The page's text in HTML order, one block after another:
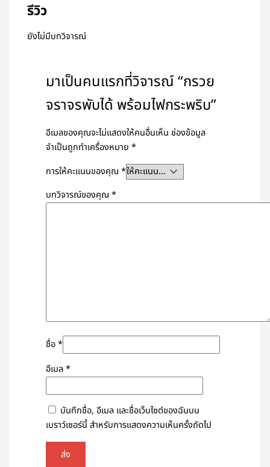
รีวิว
ยังไม่มีบทวิจารณ์
มาเป็นคนแรกที่วิจารณ์ “กรวย
จราจรพับได้ พร้อมไฟกระพริบ”
อีเมลของคุณจะไม่แสดงให้คนอื่นเห็น ช่องข้อมูล
จำเป็นถูกทำเครื่องหมาย*
การให้คะแนนของคุณ*
บทวิจารณ์ของคุณ*
ชื่อ*
อีเมล*
บันทึกชื่อ, อีเมล และชื่อเว็บไซต์ของฉันบน
เบราว์เซอร์นี้ สำหรับการแสดงความเห็นครั้งถัดไป